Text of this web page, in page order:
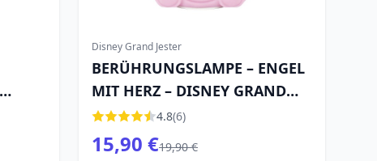
Disney Grand Jester
BERÜHRUNGSLAMPE – ENGEL
MIT HERZ – DISNEY GRAND
JESTER
4.8(6)
15,90 €19,90 €